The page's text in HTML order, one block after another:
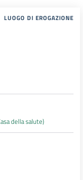
LUOGO DI EROGAZIONE
della salute)